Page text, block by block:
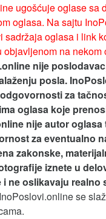
ugošćuje oglase sa
oglasa. Na sajtu
sadržaja oglasa i link
na nekom
nije
posla.
za
oglasa koje
nije autor oglasa
za eventualno
zakonske,
iznete u
ne oslikavaju realno
se